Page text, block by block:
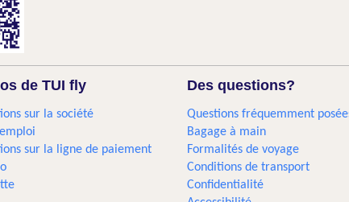
de TUI fly
sur la société
sur la ligne de paiement
Des questions?
Questions fréquemment
Bagage à main
Formalités de voyage
Conditions de transport
Confidentialité